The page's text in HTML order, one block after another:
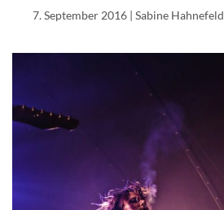
7. September 2016| Sabine Hahnefeld